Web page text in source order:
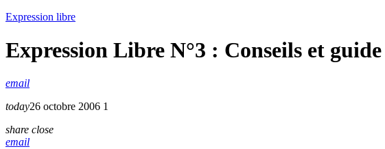
Expression libre
Expression Libre N°3 : Conseils et
email
today26 octobre 2006 1
share close
email